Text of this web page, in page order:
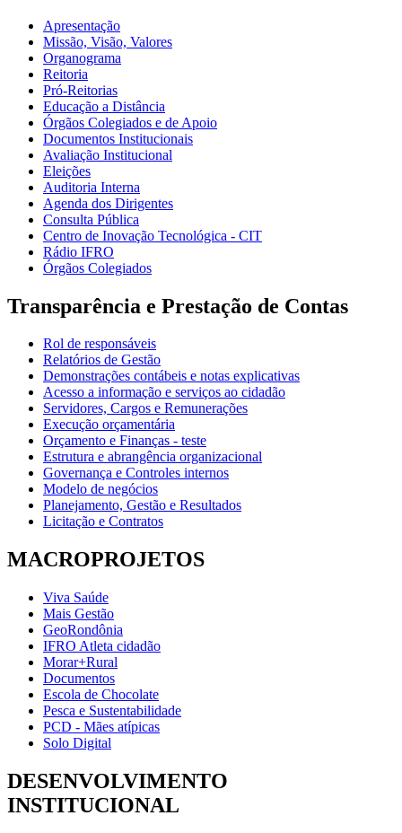
Apresentação
Missão, Visão, Valores
Organograma
Reitoria
Pró-Reitorias
Educação a Distância
Órgãos Colegiados e de Apoio
Documentos Institucionais
Avaliação Institucional
Eleições
Auditoria Interna
Agenda dos Dirigentes
Consulta Pública
Centro de Inovação Tecnológica - CIT
Rádio IFRO
Órgãos Colegiados
Transparência e Prestação de Contas
Rol de responsáveis
Relatórios de Gestão
Demonstrações contábeis e notas explicativas
Acesso a informação e serviços ao cidadão
Servidores, Cargos e Remunerações
Execução orçamentária
Orçamento e Finanças - teste
Estrutura e abrangência organizacional
Governança e Controles internos
Modelo de negócios
Planejamento, Gestão e Resultados
Licitação e Contratos
MACROPROJETOS
Viva Saúde
Mais Gestão
GeoRondônia
IFRO Atleta cidadão
Morar+Rural
Documentos
Escola de Chocolate
Pesca e Sustentabilidade
PCD - Mães atípicas
Solo Digital
DESENVOLVIMENTO
INSTITUCIONAL